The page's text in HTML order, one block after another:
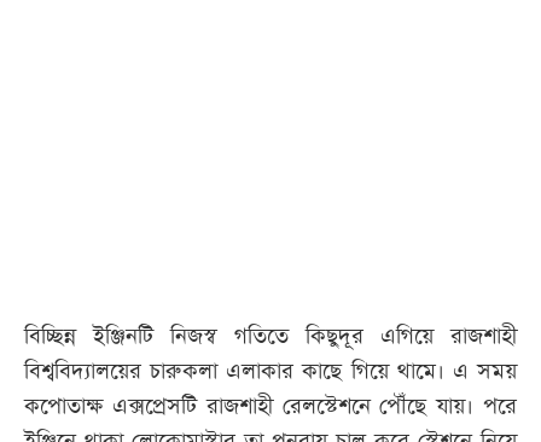
বিচ্ছিন্ন ইঞ্জিনটি নিজস্ব গতিতে কিছুদূর এগিয়ে রাজশাহী
বিশ্ববিদ্যালয়ের চারুকলা এলাকার কাছে গিয়ে থামে। এ সময়
কপোতাক্ষ এক্সপ্রেসটি রাজশাহী রেলস্টেশনে পৌঁছে যায়। পরে